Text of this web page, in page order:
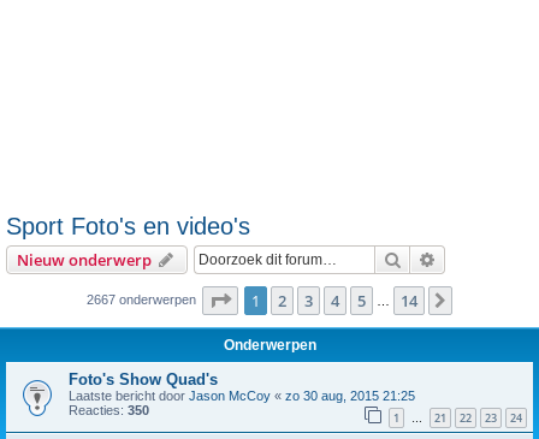
Sport Foto's en video's
Nieuw onderwerp Zoek
2667 onderwerpen Pagina van 14
1 2 3 4 5 14
Onderwerpen
Foto's Show Quad's
Laatste bericht door Jason McCoy « zo 30 aug, 2015 21:25
Reacties: 350 1 … 21 22 23 24